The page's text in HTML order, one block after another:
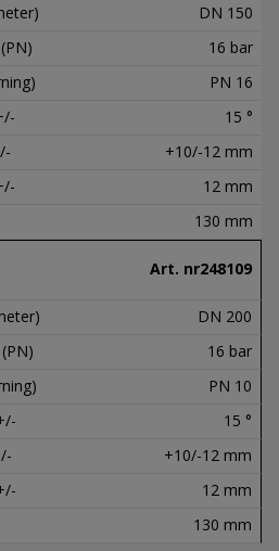
DN 150
16 bar
PN 16
15 °
+10/-12 mm
12 mm
130 mm
Art. nr248109
DN 200
16 bar
PN 10
15 °
+10/-12 mm
12 mm
130 mm